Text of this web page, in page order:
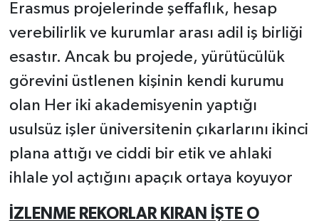
Erasmus projelerinde şeffaflık, hesap
verebilirlik ve kurumlar arası adil iş birliği
esastır. Ancak bu projede, yürütücülük
görevini üstlenen kişinin kendi kurumu
olan Her iki akademisyenin yaptığı
usulsüz işler üniversitenin çıkarlarını ikinci
plana attığı ve ciddi bir etik ve ahlaki
ihlale yol açtığını apaçık ortaya koyuyor
İZLENME REKORLAR KIRAN İŞTE O